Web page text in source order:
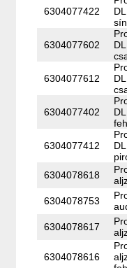
6304077422
6304077602
6304077612
6304077402
6304077412
6304078618
6304078753
6304078617
6304078616